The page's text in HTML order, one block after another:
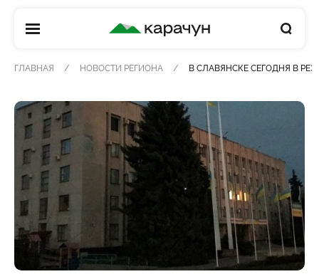
КАРАЧУН
ГЛАВНАЯ НОВОСТИ РЕГИОНА В СЛАВЯНСКЕ СЕГОДНЯ В